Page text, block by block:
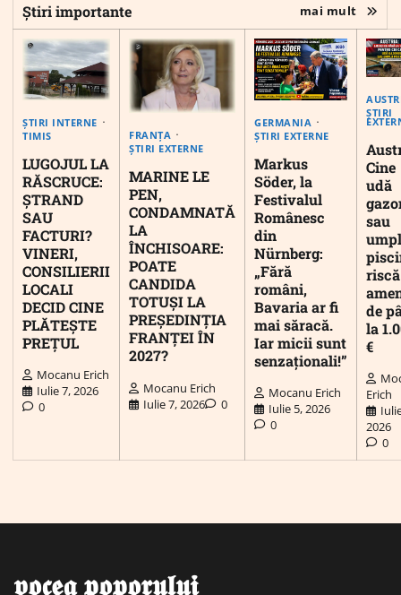
Știri importante mai mult
ȘTIRI INTERNE
TIMIS
LUGOJUL LA
RĂSCRUCE:
ȘTRAND
SAU
FACTURI?
VINERI,
CONSILIERII
LOCALI
DECID CINE
PLĂTEȘTE
PREȚUL
Mocanu Erich
Iulie 7, 2026
0
FRANȚA
ȘTIRI EXTERNE
MARINE LE
PEN,
CONDAMNATĂ
LA
ÎNCHISOARE:
POATE
CANDIDA
TOTUȘI LA
PREȘEDINȚIA
FRANȚEI ÎN
2027?
Mocanu Erich
Iulie 7, 2026
0
GERMANIA
ȘTIRI EXTERNE
Markus
Söder, la
Festivalul
Românesc
din
Nürnberg:
„Fără
români,
Bavaria ar fi
mai săracă.
Iar micii sunt
senzaționali!”
Mocanu Erich
Iulie 5, 2026
0
ȘTIRI
Cine
udă
sau
riscă
de
la
€
Erich
2026
0
𝖛𝖔𝖈𝖊𝖆 𝖕𝖔𝖕𝖔𝖗𝖚𝖑𝖚𝖎